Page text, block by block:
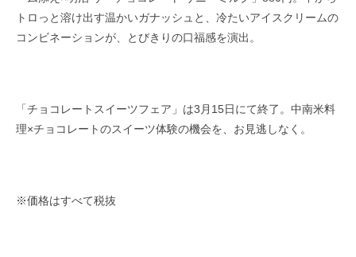
トロっと溶け出す温かいガナッシュと、冷たいアイスクリームの
コンビネーションが、とびきりの口福感を演出。
「チョコレートスイーツフェア」は3月15日にて終了。中南米料
理×チョコレートのスイーツ体験の機会を、お見逃しなく。
※価格はすべて税抜